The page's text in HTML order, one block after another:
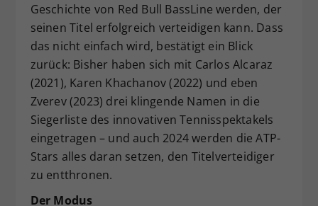
Geschichte von Red Bull BassLine werden, der
seinen Titel erfolgreich verteidigen kann. Dass
das nicht einfach wird, bestätigt ein Blick
zurück: Bisher haben sich mit Carlos Alcaraz
(2021), Karen Khachanov (2022) und eben
Zverev (2023) drei klingende Namen in die
Siegerliste des innovativen Tennisspektakels
eingetragen – und auch 2024 werden die ATP-
Stars alles daran setzen, den Titelverteidiger
zu entthronen.
Der Modus